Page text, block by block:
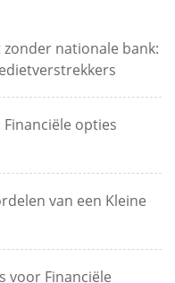
nationale bank:
opties
van een Kleine
voor Financiële